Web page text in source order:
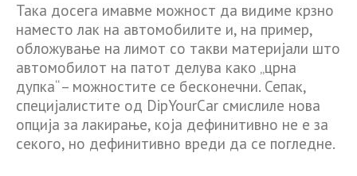
Така досега имавме можност да видиме крзно
наместо лак на автомобилите и, на пример,
обложување на лимот со такви материјали што
автомобилот на патот делува како „црна
дупка“ – можностите се бесконечни. Сепак,
специјалистите од DipYourCar смислиле нова
опција за лакирање, која дефинитивно не е за
секого, но дефинитивно вреди да се погледне.